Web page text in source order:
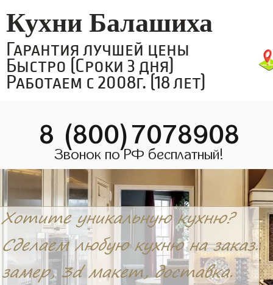
Кухни Балашиха
Гарантия лучшей цены
Быстро (Сроки 3 дня)
Работаем с 2008г. (18 лет)
8 (800)7078908
Звонок по РФ бесплатный!